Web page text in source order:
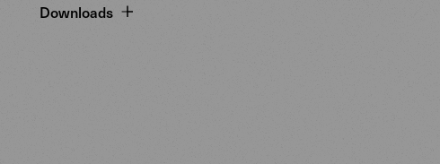
Downloads